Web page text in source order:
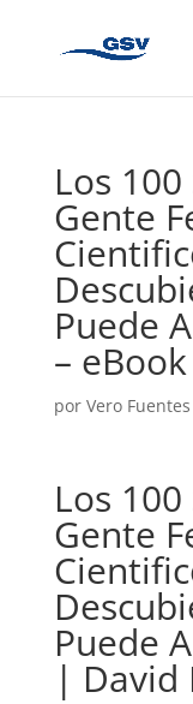
Los
Gente
Puede
–
por Vero Fuentes
Los
Gente
Puede
| David